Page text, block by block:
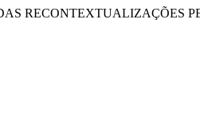
RECONTEXTUALIZAÇÕES